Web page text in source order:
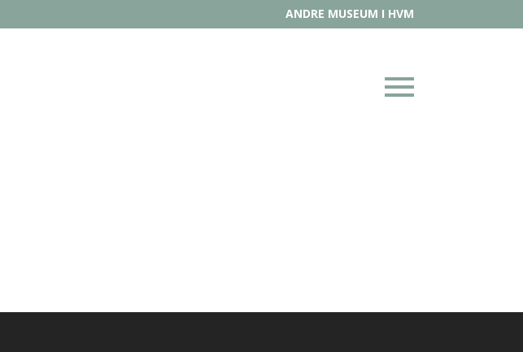
ANDRE MUSEUM I HVM